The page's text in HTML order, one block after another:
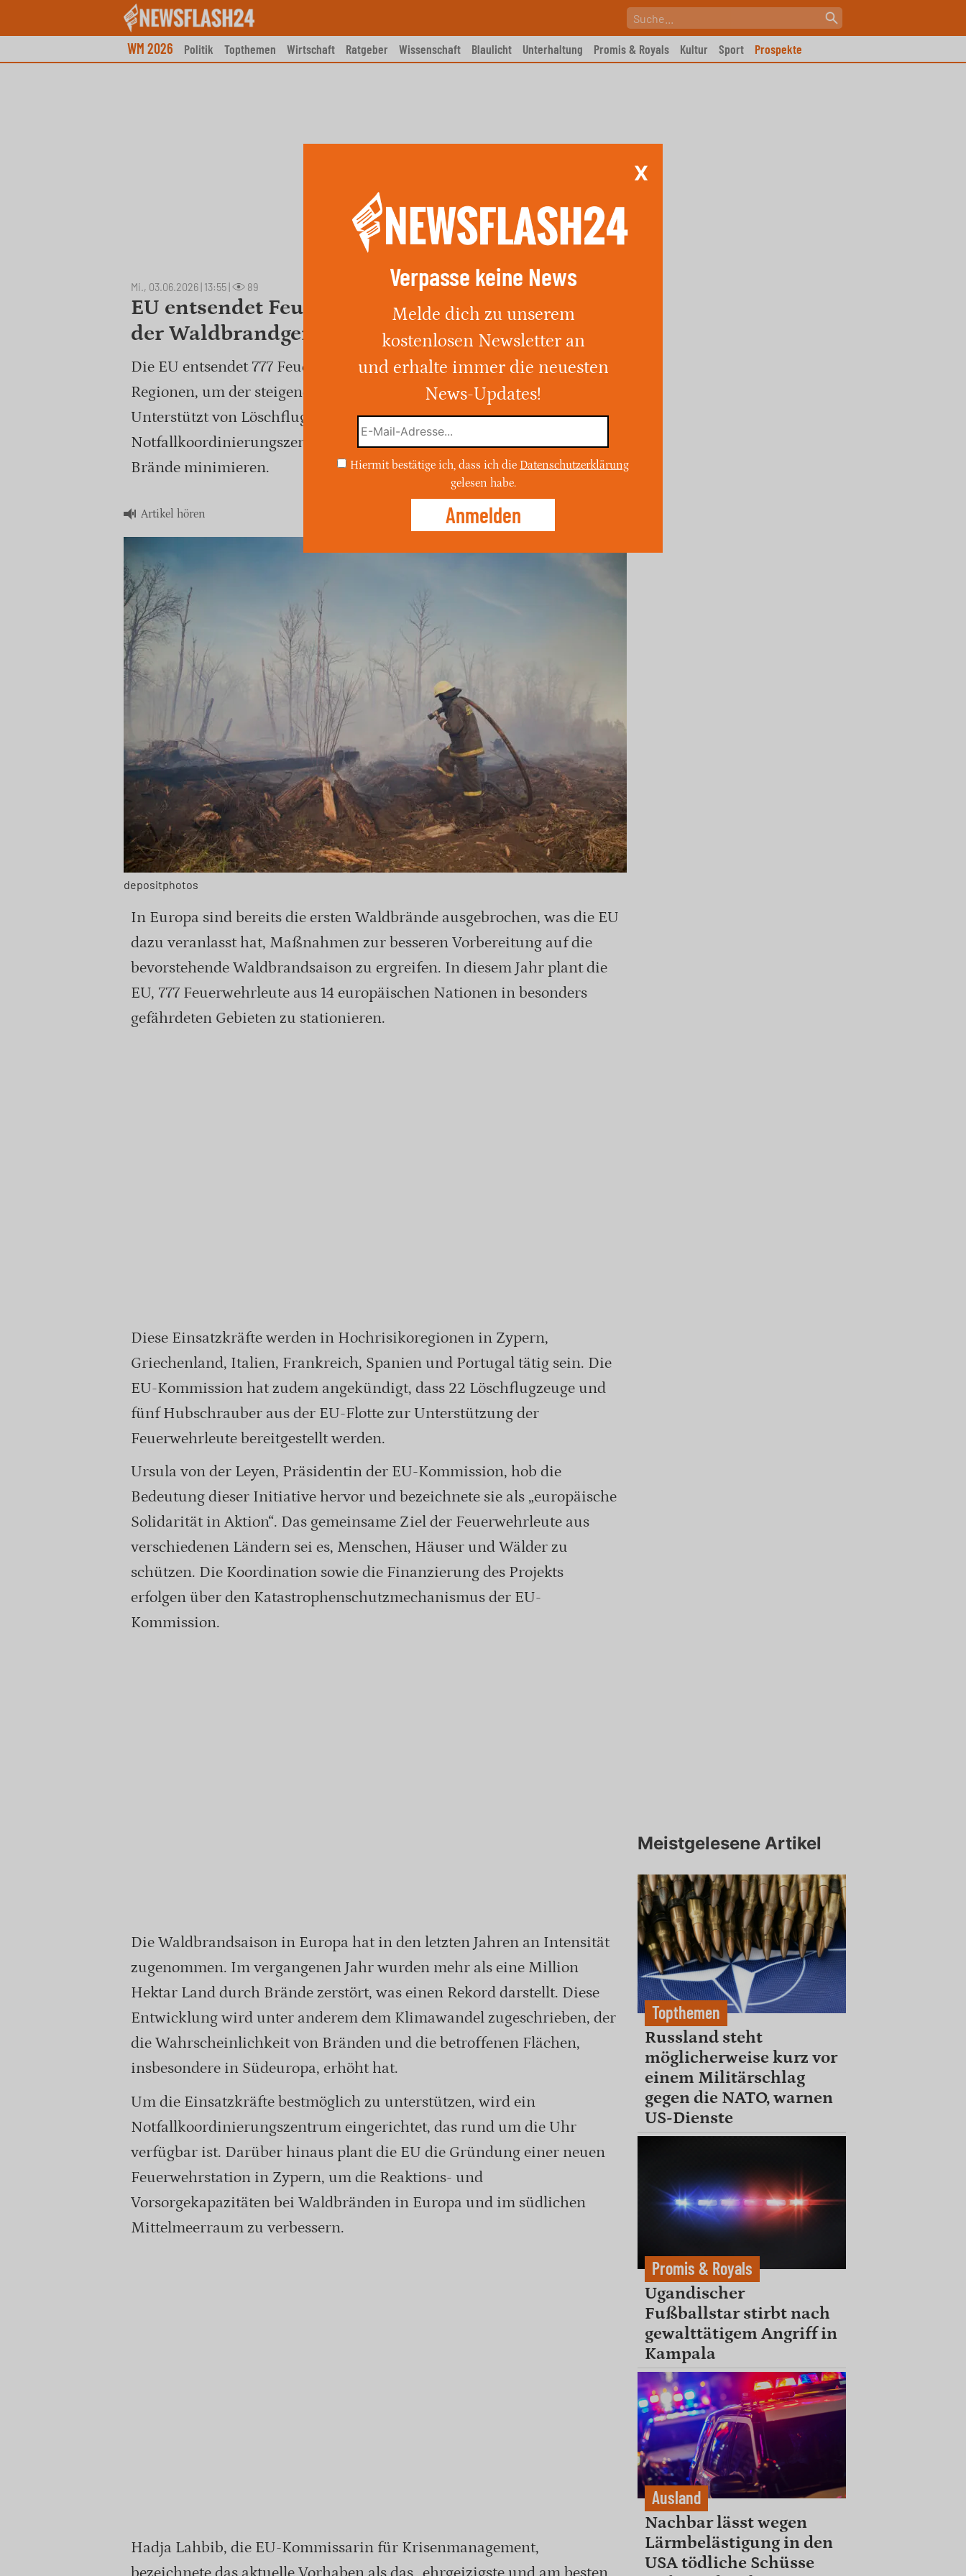
WM 2026 Politik Topthemen Wirtschaft Ratgeber Wissenschaft Blaulicht Unterhaltung Promis & Royals Kultur Sport Prospekte
Mi., 03.06.2026 | 13:55 89
EU entsendet Feuerwehrkräfte zur Eindämmung
der Waldbrandgefahr in Europa
Die EU entsendet 777 Feuerwehrleute aus 14 Ländern in gefährdete
Regionen, um der steigenden Waldbrandgefahr entgegenzuwirken.
Unterstützt von Löschflugzeugen und einem
Notfallkoordinierungszentrum will die Initiative Schäden durch
Brände minimieren.
Artikel hören
depositphotos
In Europa sind bereits die ersten Waldbrände ausgebrochen, was die EU
dazu veranlasst hat, Maßnahmen zur besseren Vorbereitung auf die
bevorstehende Waldbrandsaison zu ergreifen. In diesem Jahr plant die
EU, 777 Feuerwehrleute aus 14 europäischen Nationen in besonders
gefährdeten Gebieten zu stationieren.
Diese Einsatzkräfte werden in Hochrisikoregionen in Zypern,
Griechenland, Italien, Frankreich, Spanien und Portugal tätig sein. Die
EU-Kommission hat zudem angekündigt, dass 22 Löschflugzeuge und
fünf Hubschrauber aus der EU-Flotte zur Unterstützung der
Feuerwehrleute bereitgestellt werden.
Ursula von der Leyen, Präsidentin der EU-Kommission, hob die
Bedeutung dieser Initiative hervor und bezeichnete sie als „europäische
Solidarität in Aktion“. Das gemeinsame Ziel der Feuerwehrleute aus
verschiedenen Ländern sei es, Menschen, Häuser und Wälder zu
schützen. Die Koordination sowie die Finanzierung des Projekts
erfolgen über den Katastrophenschutzmechanismus der EU-
Kommission.
Die Waldbrandsaison in Europa hat in den letzten Jahren an Intensität
zugenommen. Im vergangenen Jahr wurden mehr als eine Million
Hektar Land durch Brände zerstört, was einen Rekord darstellt. Diese
Entwicklung wird unter anderem dem Klimawandel zugeschrieben, der
die Wahrscheinlichkeit von Bränden und die betroffenen Flächen,
insbesondere in Südeuropa, erhöht hat.
Um die Einsatzkräfte bestmöglich zu unterstützen, wird ein
Notfallkoordinierungszentrum eingerichtet, das rund um die Uhr
verfügbar ist. Darüber hinaus plant die EU die Gründung einer neuen
Feuerwehrstation in Zypern, um die Reaktions- und
Vorsorgekapazitäten bei Waldbränden in Europa und im südlichen
Mittelmeerraum zu verbessern.
Hadja Lahbib, die EU-Kommissarin für Krisenmanagement,
Meistgelesene Artikel
Topthemen
Russland steht
möglicherweise kurz vor
einem Militärschlag
gegen die NATO, warnen
US-Dienste
Promis & Royals
Ugandischer
Fußballstar stirbt nach
gewalttätigem Angriff in
Kampala
Ausland
Nachbar lässt wegen
Lärmbelästigung in den
USA tödliche Schüsse
X
Verpasse keine News
Melde dich zu unserem
kostenlosen Newsletter an
und erhalte immer die neuesten
News-Updates!
Hiermit bestätige ich, dass ich die Datenschutzerklärung
gelesen habe.